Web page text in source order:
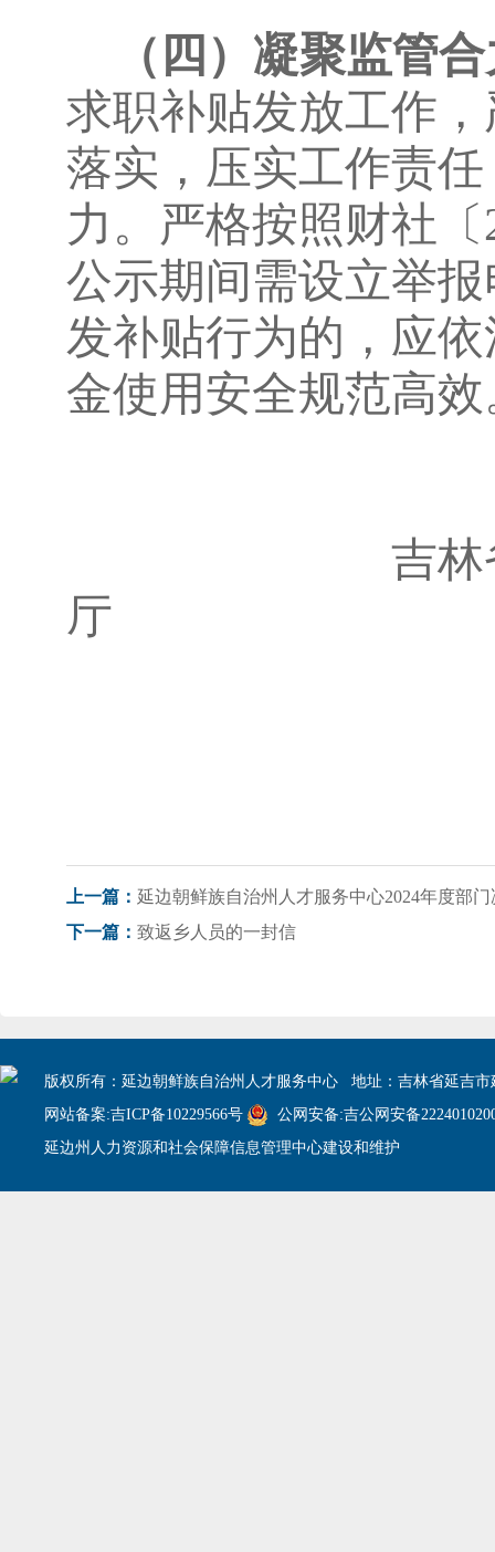
（四）凝聚监管
求职补贴发放工作
落实，压实工作责
力。严格按照财社
公示期间需设立举
发补贴行为的，应
金使用安全规范高效
吉林省人
厅
上一篇： 延边朝鲜族自治州人才服务中心2024年度部门
下一篇： 致返乡人员的一封信
版权所有：延边朝鲜族自治州人才服务中心 地址：吉林省延吉市
网站备案:吉ICP备10229566号
公网安备:吉公网安备
延边州人力资源和社会保障信息管理中心建设和维护